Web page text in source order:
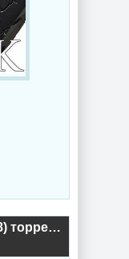
Rock Legends- /3CD/ (2018) торрент